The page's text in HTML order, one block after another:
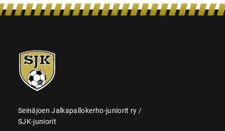
SJK-
juniorit
Seinäjoen Jalkapallokerho-juniorit ry /
SJK-juniorit